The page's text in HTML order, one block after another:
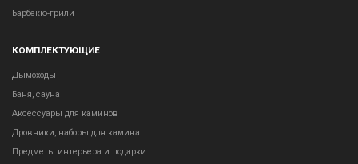
Барбекю-грили
КОМПЛЕКТУЮЩИЕ
Дымоходы
Баня, сауна
Аксессуары для каминов
Дровники, наборы для камина
Предметы интерьера и подарки